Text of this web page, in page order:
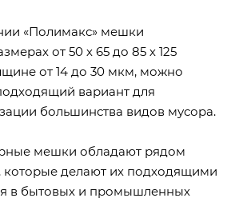
«Полимакс» мешки
от 50 х 65 до 85 х 125
от 14 до 30 мкм, можно
вариант для
большинства видов мусора.
мешки обладают рядом
которые делают их подходящими
в бытовых и промышленных